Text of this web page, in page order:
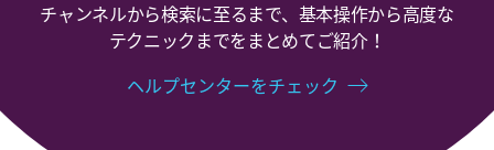
チャンネルから検索に至るまで、基本操作から高度な
テクニックまでをまとめてご紹介！
ヘルプセンターをチェック